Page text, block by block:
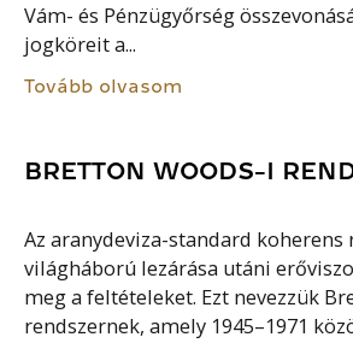
Vám- és Pénzügyőrség
jogköreit a...
Tovább olvasom
BRETTON WOODS-I
Az aranydeviza-standard koherens
világháború lezárása utáni
meg a feltételeket. Ezt nevezzük
rendszernek, amely 1945–1971